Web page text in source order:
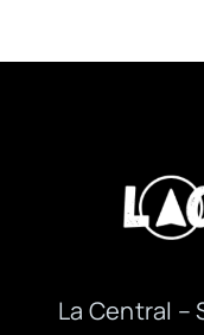
La Central –